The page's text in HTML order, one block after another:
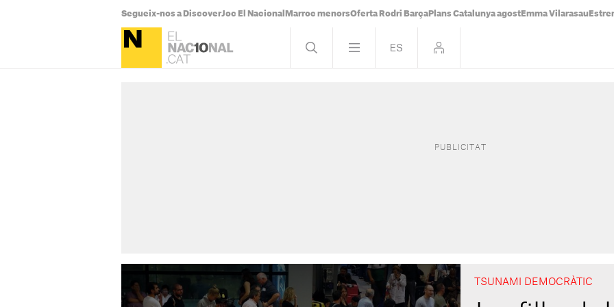
Segueix-nos a DiscoverJoc El Nacional Marroc menorsOferta Rodri Barça Plans Catalunya agost Emma Vilarasau
TSUNAMI DEMOCRÀTIC